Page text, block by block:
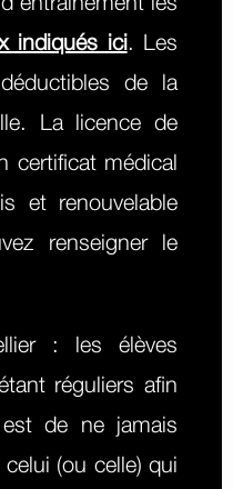
indiqués ici. Les
de la
La licence de
certificat médical
et renouvelable
renseigner le
: les élèves
réguliers afin
de ne jamais
(ou celle) qui